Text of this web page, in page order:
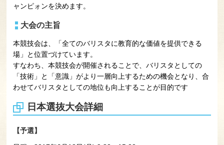
ャンピォンを決めます。
大会の主旨
本競技会は、「全てのバリスタに教育的な価値を提供できる
場」と位置づけています。
すなわち、本競技会が開催されることで、バリスタとしての
「技術」と「意識」がより一層向上するための機会となり、合
わせてバリスタとしての地位も向上することが目的です
日本選抜大会詳細
【予選】